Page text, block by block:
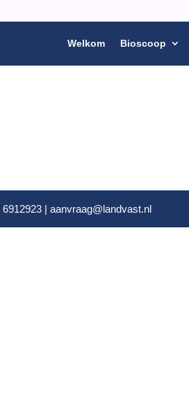
Welkom Bioscoop
| aanvraag@landvast.nl